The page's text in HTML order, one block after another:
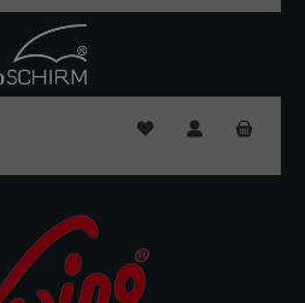
Vous avez 0